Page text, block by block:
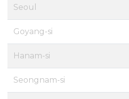
Seoul
Goyang-si
Hanam-si
Seongnam-si